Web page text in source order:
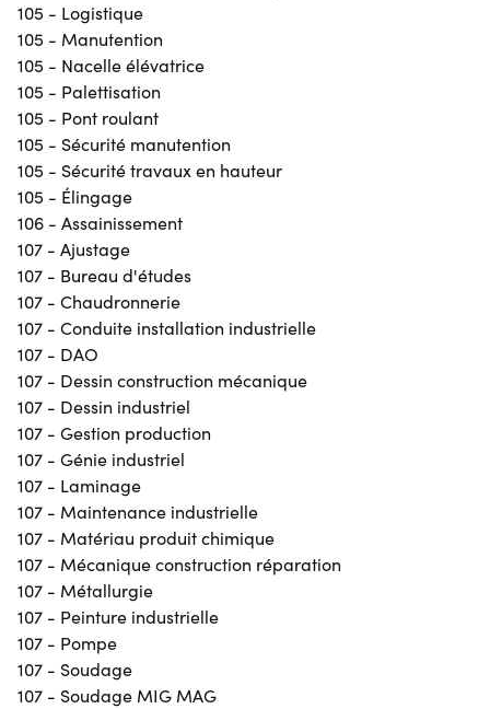
105 - Logistique
105 - Manutention
105 - Nacelle élévatrice
105 - Palettisation
105 - Pont roulant
105 - Sécurité manutention
105 - Sécurité travaux en hauteur
105 - Élingage
106 - Assainissement
107 - Ajustage
107 - Bureau d'études
107 - Chaudronnerie
107 - Conduite installation industrielle
107 - DAO
107 - Dessin construction mécanique
107 - Dessin industriel
107 - Gestion production
107 - Génie industriel
107 - Laminage
107 - Maintenance industrielle
107 - Matériau produit chimique
107 - Mécanique construction réparation
107 - Métallurgie
107 - Peinture industrielle
107 - Pompe
107 - Soudage
107 - Soudage MIG MAG